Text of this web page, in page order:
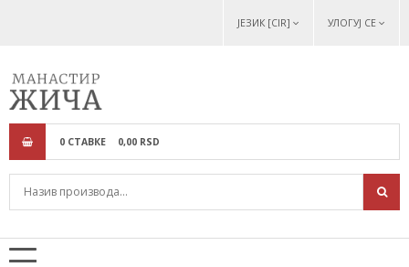
ЈЕЗИК [CIR] УЛОГУЈ СЕ
0 СТАВКЕ 0,00 RSD